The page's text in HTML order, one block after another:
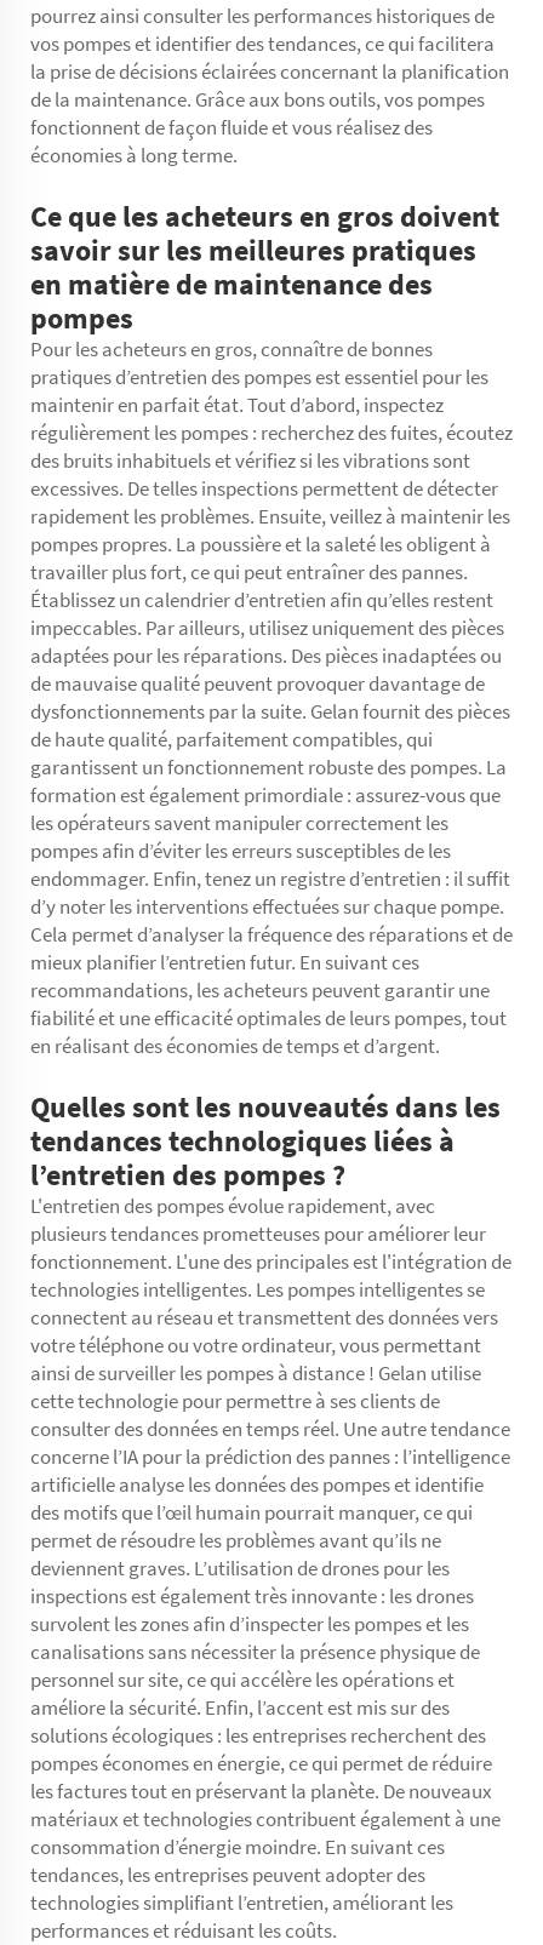
pourrez ainsi consulter les performances historiques de
vos pompes et identifier des tendances, ce qui facilitera
la prise de décisions éclairées concernant la planification
de la maintenance. Grâce aux bons outils, vos pompes
fonctionnent de façon fluide et vous réalisez des
économies à long terme.
Ce que les acheteurs en gros doivent
savoir sur les meilleures pratiques
en matière de maintenance des
pompes
Pour les acheteurs en gros, connaître de bonnes
pratiques d’entretien des pompes est essentiel pour les
maintenir en parfait état. Tout d’abord, inspectez
régulièrement les pompes : recherchez des fuites, écoutez
des bruits inhabituels et vérifiez si les vibrations sont
excessives. De telles inspections permettent de détecter
rapidement les problèmes. Ensuite, veillez à maintenir les
pompes propres. La poussière et la saleté les obligent à
travailler plus fort, ce qui peut entraîner des pannes.
Établissez un calendrier d’entretien afin qu’elles restent
impeccables. Par ailleurs, utilisez uniquement des pièces
adaptées pour les réparations. Des pièces inadaptées ou
de mauvaise qualité peuvent provoquer davantage de
dysfonctionnements par la suite. Gelan fournit des pièces
de haute qualité, parfaitement compatibles, qui
garantissent un fonctionnement robuste des pompes. La
formation est également primordiale : assurez-vous que
les opérateurs savent manipuler correctement les
pompes afin d’éviter les erreurs susceptibles de les
endommager. Enfin, tenez un registre d’entretien : il suffit
d’y noter les interventions effectuées sur chaque pompe.
Cela permet d’analyser la fréquence des réparations et de
mieux planifier l’entretien futur. En suivant ces
recommandations, les acheteurs peuvent garantir une
fiabilité et une efficacité optimales de leurs pompes, tout
en réalisant des économies de temps et d’argent.
Quelles sont les nouveautés dans les
tendances technologiques liées à
l’entretien des pompes ?
L'entretien des pompes évolue rapidement, avec
plusieurs tendances prometteuses pour améliorer leur
fonctionnement. L'une des principales est l'intégration de
technologies intelligentes. Les pompes intelligentes se
connectent au réseau et transmettent des données vers
votre téléphone ou votre ordinateur, vous permettant
ainsi de surveiller les pompes à distance ! Gelan utilise
cette technologie pour permettre à ses clients de
consulter des données en temps réel. Une autre tendance
concerne l’IA pour la prédiction des pannes : l’intelligence
artificielle analyse les données des pompes et identifie
des motifs que l’œil humain pourrait manquer, ce qui
permet de résoudre les problèmes avant qu’ils ne
deviennent graves. L’utilisation de drones pour les
inspections est également très innovante : les drones
survolent les zones afin d’inspecter les pompes et les
canalisations sans nécessiter la présence physique de
personnel sur site, ce qui accélère les opérations et
améliore la sécurité. Enfin, l’accent est mis sur des
solutions écologiques : les entreprises recherchent des
pompes économes en énergie, ce qui permet de réduire
les factures tout en préservant la planète. De nouveaux
matériaux et technologies contribuent également à une
consommation d’énergie moindre. En suivant ces
tendances, les entreprises peuvent adopter des
technologies simplifiant l’entretien, améliorant les
performances et réduisant les coûts.